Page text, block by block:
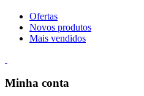
Ofertas
Novos produtos
Mais vendidos
Minha conta